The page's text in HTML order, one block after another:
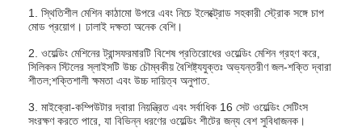
আমাদের সম্পর্কে
কারখানা ভ্রমণ
1. স্থিতিশীল মেশিন কাঠামো উপরে এবং নিচে ইলেক্ট্রোড সহকারী স্ট্রোক সঙ্গে চাপ
মোড প্রয়োগ। ঢালাই দক্ষতা অনেক বেশি।
2. ওয়েল্ডিং মেশিনের ট্রান্সফরমারটি বিশেষ প্রতিরোধের ওয়েল্ডিং মেশিন গ্রহণ করে,
সিলিকন স্টিলের স্লাইসটি উচ্চ চৌম্বকীয় বৈশিষ্ট্যযুক্তঃ অভ্যন্তরীণ জল-শক্তি দ্বারা
শীতল;শক্তিশালী ক্ষমতা এবং উচ্চ দায়িত্ব অনুপাত.
3. মাইক্রো-কম্পিউটার দ্বারা নিয়ন্ত্রিত এবং সর্বাধিক 16 সেট ওয়েল্ডিং সেটিংস
সংরক্ষণ করতে পারে, যা বিভিন্ন ধরণের ওয়েল্ডিং শীটের জন্য বেশ সুবিধাজনক।